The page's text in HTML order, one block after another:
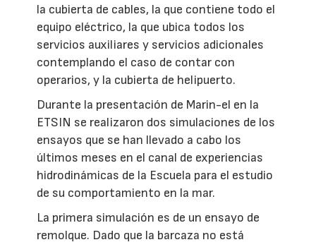
la cubierta de cables, la que contiene todo el
equipo eléctrico, la que ubica todos los
servicios auxiliares y servicios adicionales
contemplando el caso de contar con
operarios, y la cubierta de helipuerto.
Durante la presentación de Marin-el en la
ETSIN se realizaron dos simulaciones de los
ensayos que se han llevado a cabo los
últimos meses en el canal de experiencias
hidrodinámicas de la Escuela para el estudio
de su comportamiento en la mar.
La primera simulación es de un ensayo de
remolque. Dado que la barcaza no está